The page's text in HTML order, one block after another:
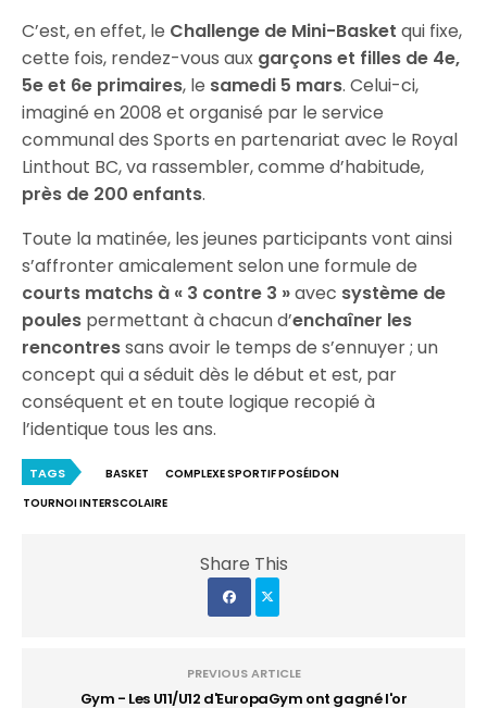
C’est, en effet, le Challenge de Mini-Basket qui fixe,
cette fois, rendez-vous aux garçons et filles de 4e,
5e et 6e primaires, le samedi 5 mars. Celui-ci,
imaginé en 2008 et organisé par le service
communal des Sports en partenariat avec le Royal
Linthout BC, va rassembler, comme d’habitude,
près de 200 enfants.
Toute la matinée, les jeunes participants vont ainsi
s’affronter amicalement selon une formule de
courts matchs à « 3 contre 3 »avec système de
poules permettant à chacun d’enchaîner les
rencontressans avoir le temps de s’ennuyer ; un
concept qui a séduit dès le début et est, par
conséquent et en toute logique recopié à
l’identique tous les ans.
TAGS BASKET
COMPLEXE SPORTIF POSÉIDON
TOURNOI INTERSCOLAIRE
Share This
PREVIOUS ARTICLE
Gym - Les U11/U12 d'EuropaGym ont gagné l'or